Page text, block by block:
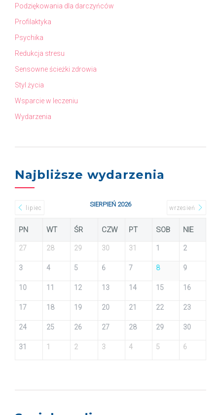
Podziękowania dla darczyńców
Profilaktyka
Psychika
Redukcja stresu
Sensowne ścieżki zdrowia
Styl życia
Wsparcie w leczeniu
Wydarzenia
Najbliższe wydarzenia
lipiec SIERPIEŃ 2026 wrzesień
PN WT ŚR CZW PT SOB NIE
27 28 29 30 31 1 2
3 4 5 6 7 8 9
10 11 12 13 14 15 16
17 18 19 20 21 22 23
24 25 26 27 28 29 30
31 1 2 3 4 5 6